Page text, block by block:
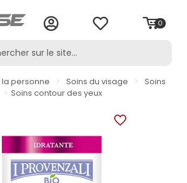
0
la personne > Soins du visage >
Soins
> Soins contour des yeux